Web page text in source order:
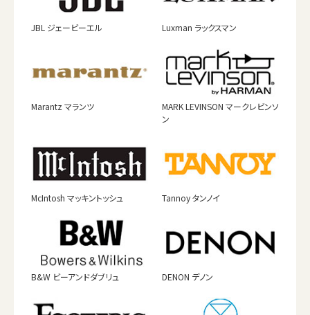
JBL ジェービーエル Luxman ラックスマン
Marantz マランツ
MARK LEVINSON マークレビンソ
ン
McIntosh マッキントッシュ Tannoy タンノイ
B&W ビーアンドダブリュ DENON デノン